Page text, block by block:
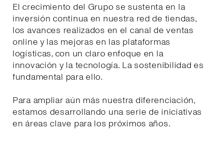
El crecimiento del Grupo se sustenta en la
inversión continua en nuestra red de tiendas,
los avances realizados en el canal de ventas
online y las mejoras en las plataformas
logísticas, con un claro enfoque en la
innovación y la tecnología. La sostenibilidad es
fundamental para ello.
Para ampliar aún más nuestra diferenciación,
estamos desarrollando una serie de iniciativas
en áreas clave para los próximos años.